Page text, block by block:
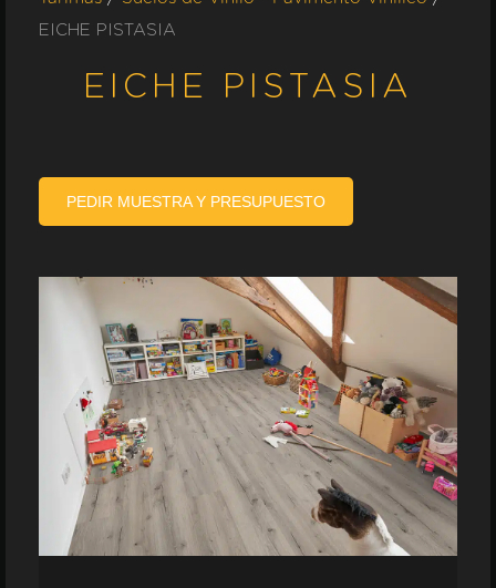
EICHE PISTASIA
EICHE PISTASIA
PEDIR MUESTRA Y PRESUPUESTO